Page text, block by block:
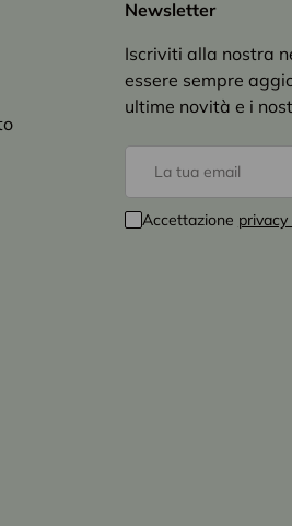
Newsletter
Iscriviti alla nostra
essere sempre
ultime novità e i
Accettazione privacy